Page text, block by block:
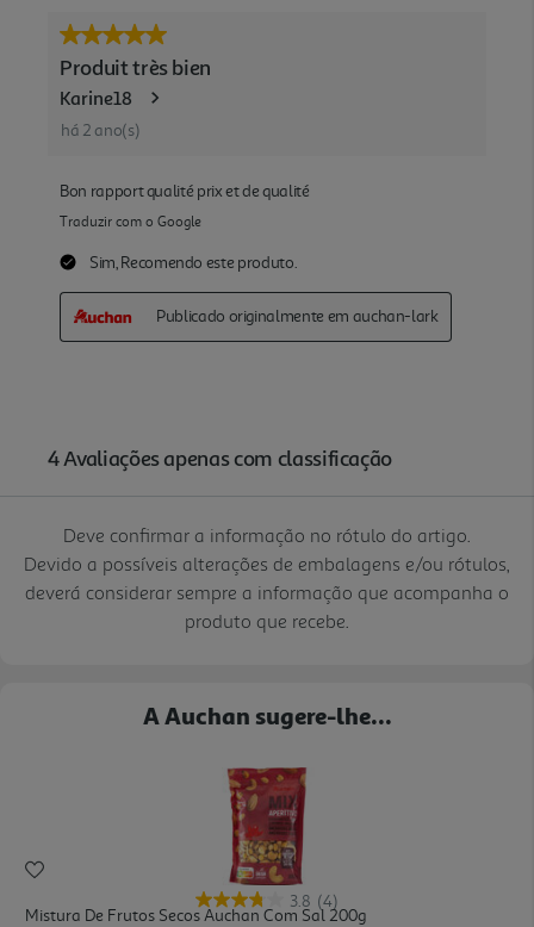
Deve confirmar a informação no rótulo do artigo.
Devido a possíveis alterações de embalagens e/ou rótulos,
deverá considerar sempre a informação que acompanha o
produto que recebe.
A Auchan sugere-lhe...
3.8 (4)
Mistura De Frutos Secos Auchan Com Sal 200g